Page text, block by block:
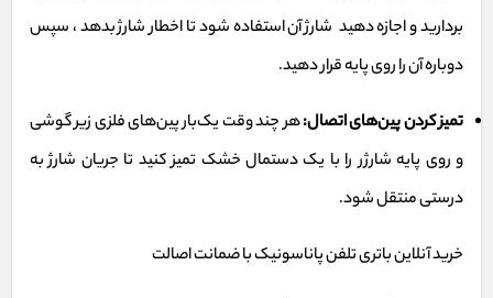
بردارید و اجازه دهید شارژ آن استفاده شود تا اخطار شارژ بدهد ، سپس
دوباره آن را روی پایه قرار دهید.
تمیز کردن پین‌های اتصال:هر چند وقت یک‌بار پین‌های فلزی زیر گوشی
و روی پایه شارژر را با یک دستمال خشک تمیز کنید تا جریان شارژ به
درستی منتقل شود.
خرید آنلاین باتری تلفن پاناسونیک با ضمانت اصالت